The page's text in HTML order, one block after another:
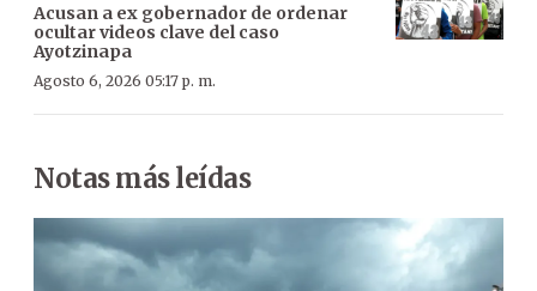
Acusan a ex gobernador de ordenar
ocultar videos clave del caso
Ayotzinapa
Agosto 6, 2026 05:17 p. m.
Notas más leídas